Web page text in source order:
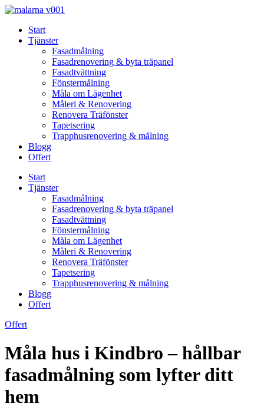
Skip
contentStart
Tjänster
Fasadmålning
Fasadrenovering & byta träpanel
Fasadtvättning
Fönstermålning
Måla om Lägenhet
Måleri & Renovering
Renovera Träfönster
Tapetsering
Trapphusrenovering & målning
Blogg
Offert
Start
Tjänster
Fasadmålning
Fasadrenovering & byta träpanel
Fasadtvättning
Fönstermålning
Måla om Lägenhet
Måleri & Renovering
Renovera Träfönster
Tapetsering
Trapphusrenovering & målning
Blogg
Offert
Offert
Måla hus i Kindbro – hållbar
fasadmålning som lyfter ditt
hem